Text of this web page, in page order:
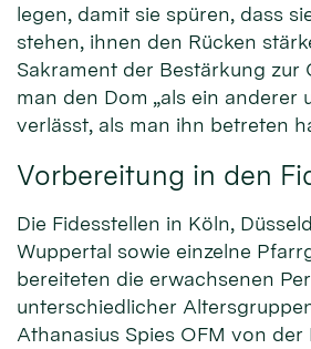
legen, damit sie spüren, dass
stehen, ihnen den Rücken
Sakrament der Bestärkung zur
man den Dom „als ein anderer
verlässt, als man ihn betreten
Vorbereitung in den
Die Fidesstellen in Köln,
Wuppertal sowie einzelne
bereiteten die erwachsenen
unterschiedlicher
Athanasius Spies OFM von der